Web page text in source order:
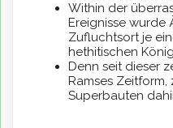
Within der
Ereignisse wurde
Zufluchtsort je
hethitischen
Denn seit dieser
Ramses
Superbauten